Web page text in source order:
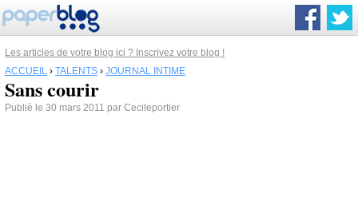
Les articles de votre blog ici ? Inscrivez votre blog !
ACCUEIL › TALENTS › JOURNAL INTIME
Sans courir
Publié le 30 mars 2011 par Cecileportier